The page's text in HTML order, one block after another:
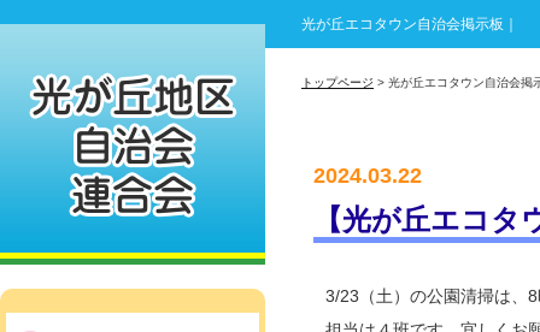
光が丘エコタウン自治会掲示板｜
トップページ > 光が丘エコタウン自治会掲
2024.03.22
【光が丘エコ
3/23（土）の公園清掃は、